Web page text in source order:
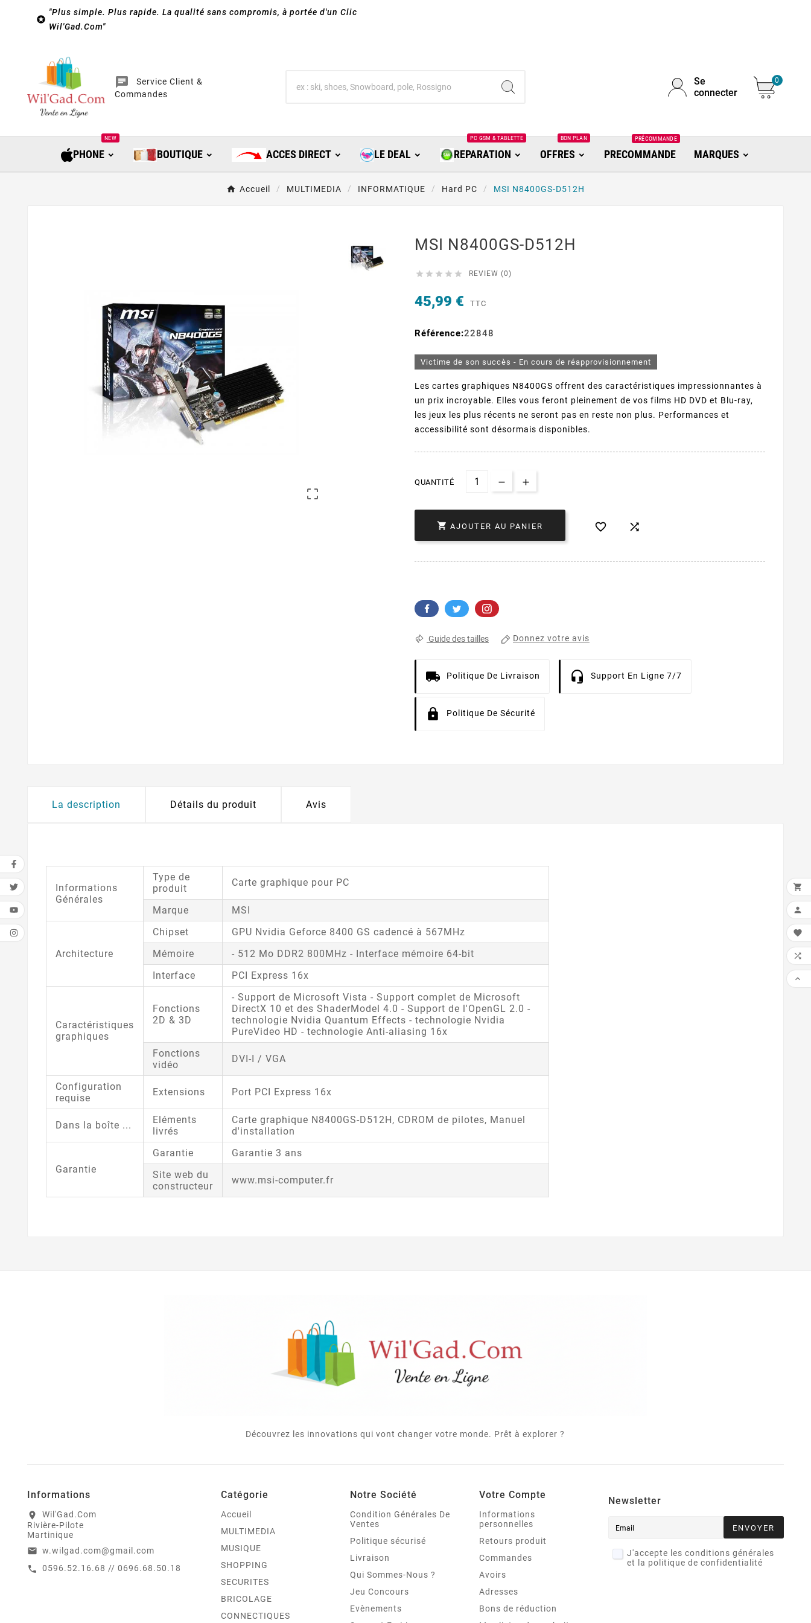

"Plus simple. Plus rapide. La qualité sans compromis, à portée d'un Clic
Wil'Gad.Com"
chat
Service Client &
Commandes
Se
connecter
0
PHONE
NEW
BOUTIQUE ACCES DIRECT LE DEAL REPARATION
PC GSM & TABLETTE
OFFRES
BON PLAN
PRECOMMANDE
PRÉCOMMANDE
MARQUES
Accueil MULTIMEDIA INFORMATIQUE Hard PC MSI N8400GS-D512H

MSI N8400GS-D512H
     REVIEW (0)
45,99 € TTC
Référence:22848
Victime de son succès - En cours de réapprovisionnement
Les cartes graphiques N8400GS offrent des caractéristiques impressionnantes à
un prix incroyable. Elles vous feront pleinement de vos films HD DVD et Blu-ray,
les jeux les plus récents ne seront pas en reste non plus. Performances et
accessibilité sont désormais disponibles.
QUANTITÉ
 AJOUTER AU PANIER  
Guide des tailles Donnez votre avis
Politique De Livraison Support En Ligne 7/7
Politique De Sécurité
La description Détails du produit Avis
Informations
Générales
Type de
produit
Carte graphique pour PC
Marque MSI
Architecture
Chipset
GPU Nvidia Geforce 8400 GS cadencé à 567MHz
Mémoire
- 512 Mo DDR2 800MHz - Interface mémoire 64-bit
Interface
PCI Express 16x
Caractéristiques
graphiques
Fonctions
2D & 3D
- Support de Microsoft Vista - Support complet de Microsoft
DirectX 10 et des ShaderModel 4.0 - Support de l'OpenGL 2.0 -
technologie Nvidia Quantum Effects - technologie Nvidia
PureVideo HD - technologie Anti-aliasing 16x
Fonctions
vidéo
DVI-I / VGA
Configuration
requise
Extensions Port PCI Express 16x
Dans la boîte ...
Eléments
livrés
Carte graphique N8400GS-D512H, CDROM de pilotes, Manuel
d'installation
Garantie
Garantie
Garantie 3 ans
Site web du
constructeur
www.msi-computer.fr
Découvrez les innovations qui vont changer votre monde. Prêt à explorer ?
Informations
location_on
Wil'Gad.Com
Rivière-Pilote
Martinique
email w.wilgad.com@gmail.com
call 0596.52.16.68 // 0696.68.50.18
Catégorie
Accueil
MULTIMEDIA
MUSIQUE
SHOPPING
SECURITES
BRICOLAGE
CONNECTIQUES
Notre Société
Condition Générales De
Ventes
Politique sécurisé
Livraison
Qui Sommes-Nous ?
Jeu Concours
Evènements
Votre Compte
Informations
personnelles
Retours produit
Commandes
Avoirs
Adresses
Bons de réduction
Newsletter
ENVOYER
J'accepte les conditions générales
et la politique de confidentialité




